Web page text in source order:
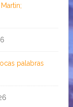
palabras